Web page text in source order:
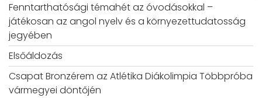
Fenntarthatósági témahét az óvodásokkal –
játékosan az angol nyelv és a környezettudatosság
jegyében
Elsőáldozás
Csapat Bronzérem az Atlétika Diákolimpia Többpróba
vármegyei döntőjén